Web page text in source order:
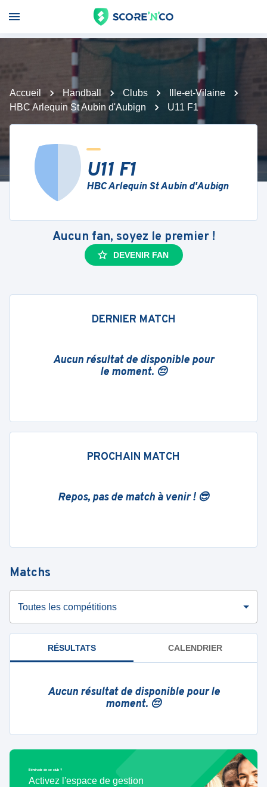
Accueil Handball Clubs
Ille-et-Vilaine
HBC Arlequin St Aubin d'Aubign
U11 F1
U11 F1
HBC Arlequin St Aubin d'Aubign
Aucun fan, soyez le premier !
DEVENIR FAN
DERNIER MATCH
Aucun résultat de disponible pour
le moment. 😔
PROCHAIN MATCH
Repos, pas de match à venir ! 😎
Matchs
Toutes les compétitions
RÉSULTATS CALENDRIER
Aucun résultat de disponible pour le
moment. 😔
Bénévole de ce club ?
Activez l'espace de gestion